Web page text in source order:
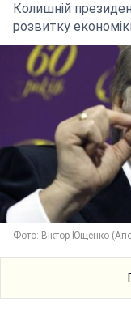
Колишній
розвитку
Фото: Віктор Ющенко